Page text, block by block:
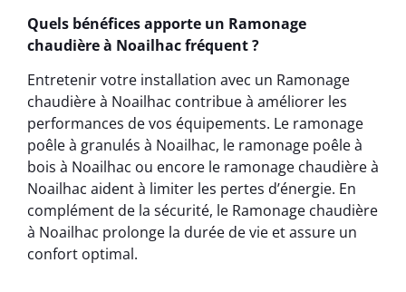
Quels bénéfices apporte un Ramonage
chaudière à Noailhac fréquent ?
Entretenir votre installation avec un Ramonage
chaudière à Noailhac contribue à améliorer les
performances de vos équipements. Le ramonage
poêle à granulés à Noailhac, le ramonage poêle à
bois à Noailhac ou encore le ramonage chaudière à
Noailhac aident à limiter les pertes d’énergie. En
complément de la sécurité, le Ramonage chaudière
à Noailhac prolonge la durée de vie et assure un
confort optimal.